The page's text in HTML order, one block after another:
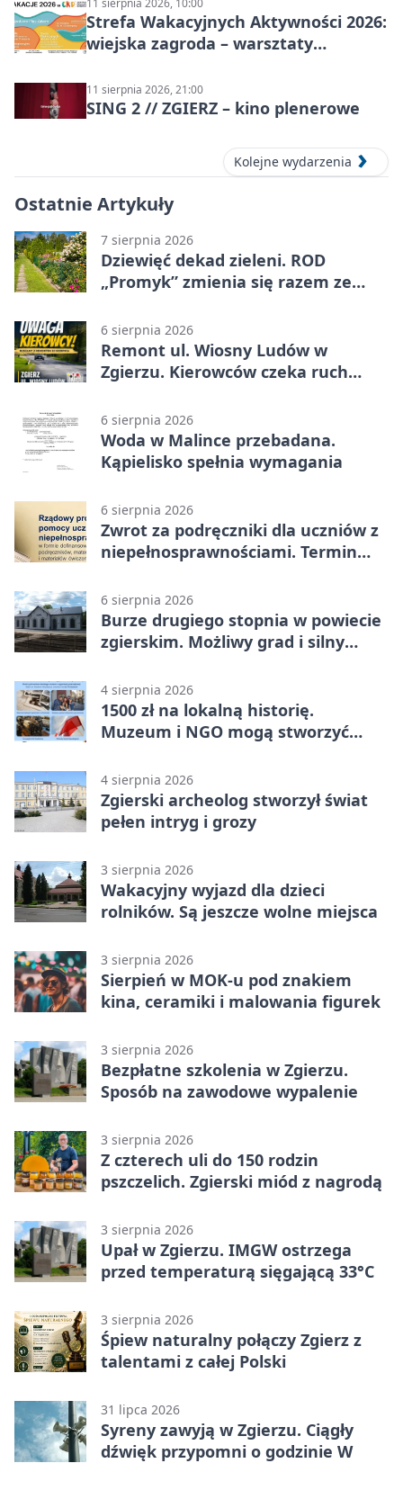
11 sierpnia 2026, 10:00
Strefa Wakacyjnych Aktywności 2026:
wiejska zagroda – warsztaty
11 sierpnia 2026, 21:00
SING 2 // ZGIERZ – kino plenerowe
Kolejne wydarzenia
Ostatnie Artykuły
7 sierpnia 2026
Dziewięć dekad zieleni. ROD
„Promyk” zmienia się razem ze
6 sierpnia 2026
Remont ul. Wiosny Ludów w
Zgierzu. Kierowców czeka ruch
6 sierpnia 2026
Woda w Malince przebadana.
Kąpielisko spełnia wymagania
6 sierpnia 2026
Zwrot za podręczniki dla uczniów z
niepełnosprawnościami. Termin
6 sierpnia 2026
Burze drugiego stopnia w powiecie
zgierskim. Możliwy grad i silny
4 sierpnia 2026
1500 zł na lokalną historię.
Muzeum i NGO mogą stworzyć
4 sierpnia 2026
Zgierski archeolog stworzył świat
pełen intryg i grozy
3 sierpnia 2026
Wakacyjny wyjazd dla dzieci
rolników. Są jeszcze wolne miejsca
3 sierpnia 2026
Sierpień w MOK-u pod znakiem
kina, ceramiki i malowania figurek
3 sierpnia 2026
Bezpłatne szkolenia w Zgierzu.
Sposób na zawodowe wypalenie
3 sierpnia 2026
Z czterech uli do 150 rodzin
pszczelich. Zgierski miód z nagrodą
3 sierpnia 2026
Upał w Zgierzu. IMGW ostrzega
przed temperaturą sięgającą 33°C
3 sierpnia 2026
Śpiew naturalny połączy Zgierz z
talentami z całej Polski
31 lipca 2026
Syreny zawyją w Zgierzu. Ciągły
dźwięk przypomni o godzinie W